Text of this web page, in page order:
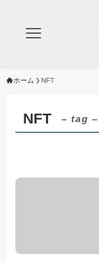
ホーム NFT
NFT – tag –